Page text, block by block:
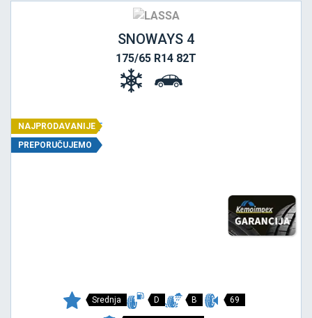
SNOWAYS 4
175/65 R14 82T
NAJPRODAVANIJE
PREPORUČUJEMO
Srednja D B 69